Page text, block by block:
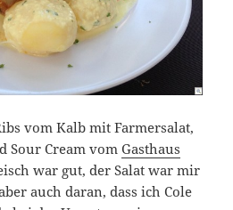
vom Kalb mit Farmersalat,
Sour Cream vomGasthaus
war gut, der Salat war mir
auch daran, dass ich Cole